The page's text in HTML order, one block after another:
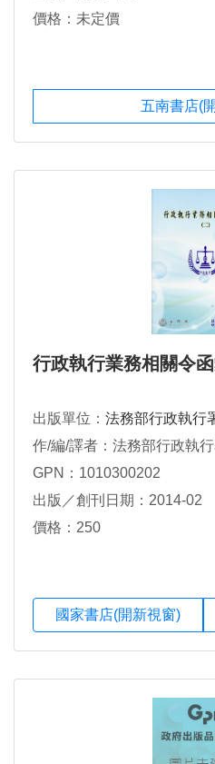
價格：未定價
五南書店(
行政執行業務相關令函
出版單位： 法務部行政執行
作/編/譯者：法務部行政執
GPN：1010300202
出版／創刊日期：2014-02
價格：250
國家書店(開新視窗)